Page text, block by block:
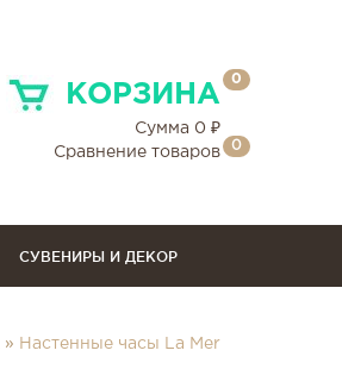
КОРЗИНА
0
Сумма 0 ₽
Сравнение товаров
0
СУВЕНИРЫ И ДЕКОР
» Настенные часы La Mer